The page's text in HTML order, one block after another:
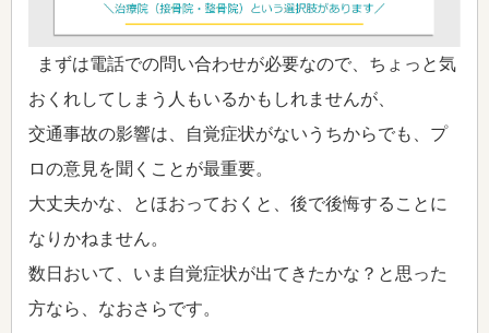
まずは電話での問い合わせが必要なので、ちょっと気
おくれしてしまう人もいるかもしれませんが、
交通事故の影響は、自覚症状がないうちからでも、プ
ロの意見を聞くことが最重要。
大丈夫かな、とほおっておくと、後で後悔することに
なりかねません。
数日おいて、いま自覚症状が出てきたかな？と思った
方なら、なおさらです。